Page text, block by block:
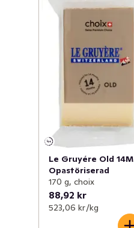
Le Gruyére Old 14M
Opastöriserad
170 g, choix
88,92 kr
523,06 kr /kg